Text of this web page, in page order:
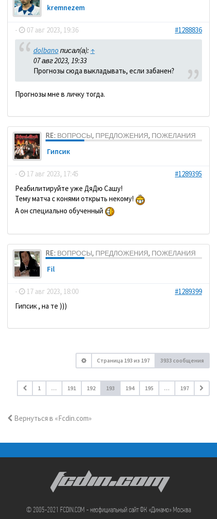
kremnezem
- 07 авг 2023, 19:36 #1288836
dolbano писал(а): ↑
07 авг 2023, 19:33
Прогнозы сюда выкладывать, если забанен?
Прогнозы мне в личку тогда.
RE: ВОПРОСЫ, ПРЕДЛОЖЕНИЯ, ПОЖЕЛАНИЯ
Гипсик
- 17 авг 2023, 17:45
#1289395
Реабилитируйте уже ДяДю Сашу!
Тему матча с конями открыть некому!
А он специально обученный
RE: ВОПРОСЫ, ПРЕДЛОЖЕНИЯ, ПОЖЕЛАНИЯ
Fil
- 17 авг 2023, 18:00
#1289399
Гипсик , на те )))
Страница 193 из 197 3933 сообщения
1 … 191 192 193 194 195 … 197
Вернуться в «Fcdin.com»
FCDIN.COM
© 2005-2021 FCDIN.COM - неофициальный сайт ФК «Динамо» Москва